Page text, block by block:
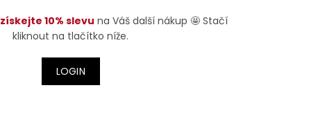
získejte 10% slevu na Váš další nákup 🤩 Stačí
kliknout na tlačítko níže.
LOGIN